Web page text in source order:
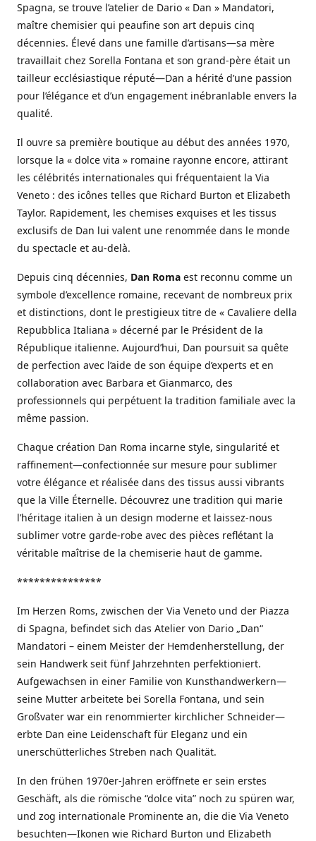
Spagna, se trouve l’atelier de Dario « Dan » Mandatori,
maître chemisier qui peaufine son art depuis cinq
décennies. Élevé dans une famille d’artisans—sa mère
travaillait chez Sorella Fontana et son grand-père était un
tailleur ecclésiastique réputé—Dan a hérité d’une passion
pour l’élégance et d’un engagement inébranlable envers la
qualité.
Il ouvre sa première boutique au début des années 1970,
lorsque la « dolce vita » romaine rayonne encore, attirant
les célébrités internationales qui fréquentaient la Via
Veneto : des icônes telles que Richard Burton et Elizabeth
Taylor. Rapidement, les chemises exquises et les tissus
exclusifs de Dan lui valent une renommée dans le monde
du spectacle et au-delà.
Depuis cinq décennies, Dan Roma est reconnu comme un
symbole d’excellence romaine, recevant de nombreux prix
et distinctions, dont le prestigieux titre de « Cavaliere della
Repubblica Italiana » décerné par le Président de la
République italienne. Aujourd’hui, Dan poursuit sa quête
de perfection avec l’aide de son équipe d’experts et en
collaboration avec Barbara et Gianmarco, des
professionnels qui perpétuent la tradition familiale avec la
même passion.
Chaque création Dan Roma incarne style, singularité et
raffinement—confectionnée sur mesure pour sublimer
votre élégance et réalisée dans des tissus aussi vibrants
que la Ville Éternelle. Découvrez une tradition qui marie
l’héritage italien à un design moderne et laissez-nous
sublimer votre garde-robe avec des pièces reflétant la
véritable maîtrise de la chemiserie haut de gamme.
***************
Im Herzen Roms, zwischen der Via Veneto und der Piazza
di Spagna, befindet sich das Atelier von Dario „Dan“
Mandatori – einem Meister der Hemdenherstellung, der
sein Handwerk seit fünf Jahrzehnten perfektioniert.
Aufgewachsen in einer Familie von Kunsthandwerkern—
seine Mutter arbeitete bei Sorella Fontana, und sein
Großvater war ein renommierter kirchlicher Schneider—
erbte Dan eine Leidenschaft für Eleganz und ein
unerschütterliches Streben nach Qualität.
In den frühen 1970er-Jahren eröffnete er sein erstes
Geschäft, als die römische “dolce vita” noch zu spüren war,
und zog internationale Prominente an, die die Via Veneto
besuchten—Ikonen wie Richard Burton und Elizabeth